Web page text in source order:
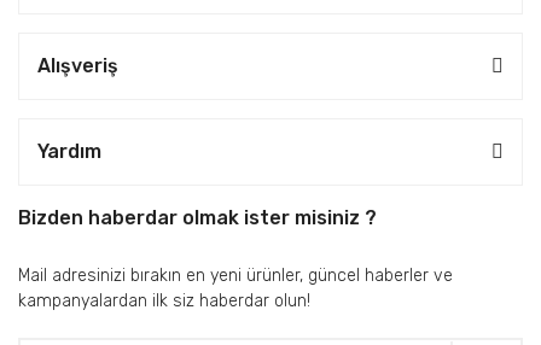
Alışveriş
Yardım
Bizden haberdar olmak ister misiniz ?
Mail adresinizi bırakın en yeni ürünler, güncel haberler ve
kampanyalardan ilk siz haberdar olun!